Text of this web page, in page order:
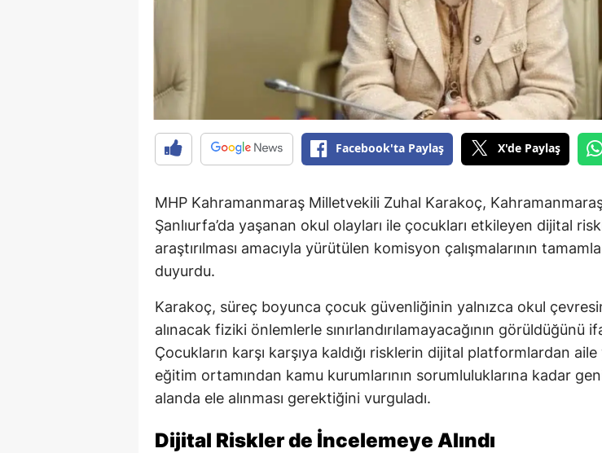
Facebook'ta Paylaş X'de Paylaş
MHP Kahramanmaraş Milletvekili Zuhal Karakoç,
Şanlıurfa’da yaşanan okul olayları ile çocukları etkileyen dijital
araştırılması amacıyla yürütülen komisyon çalışmalarının
duyurdu.
Karakoç, süreç boyunca çocuk güvenliğinin yalnızca okul
alınacak fiziki önlemlerle sınırlandırılamayacağının görüldüğünü
Çocukların karşı karşıya kaldığı risklerin dijital platformlardan aile
eğitim ortamından kamu kurumlarının sorumluluklarına kadar
alanda ele alınması gerektiğini vurguladı.
Dijital Riskler de İncelemeye Alındı